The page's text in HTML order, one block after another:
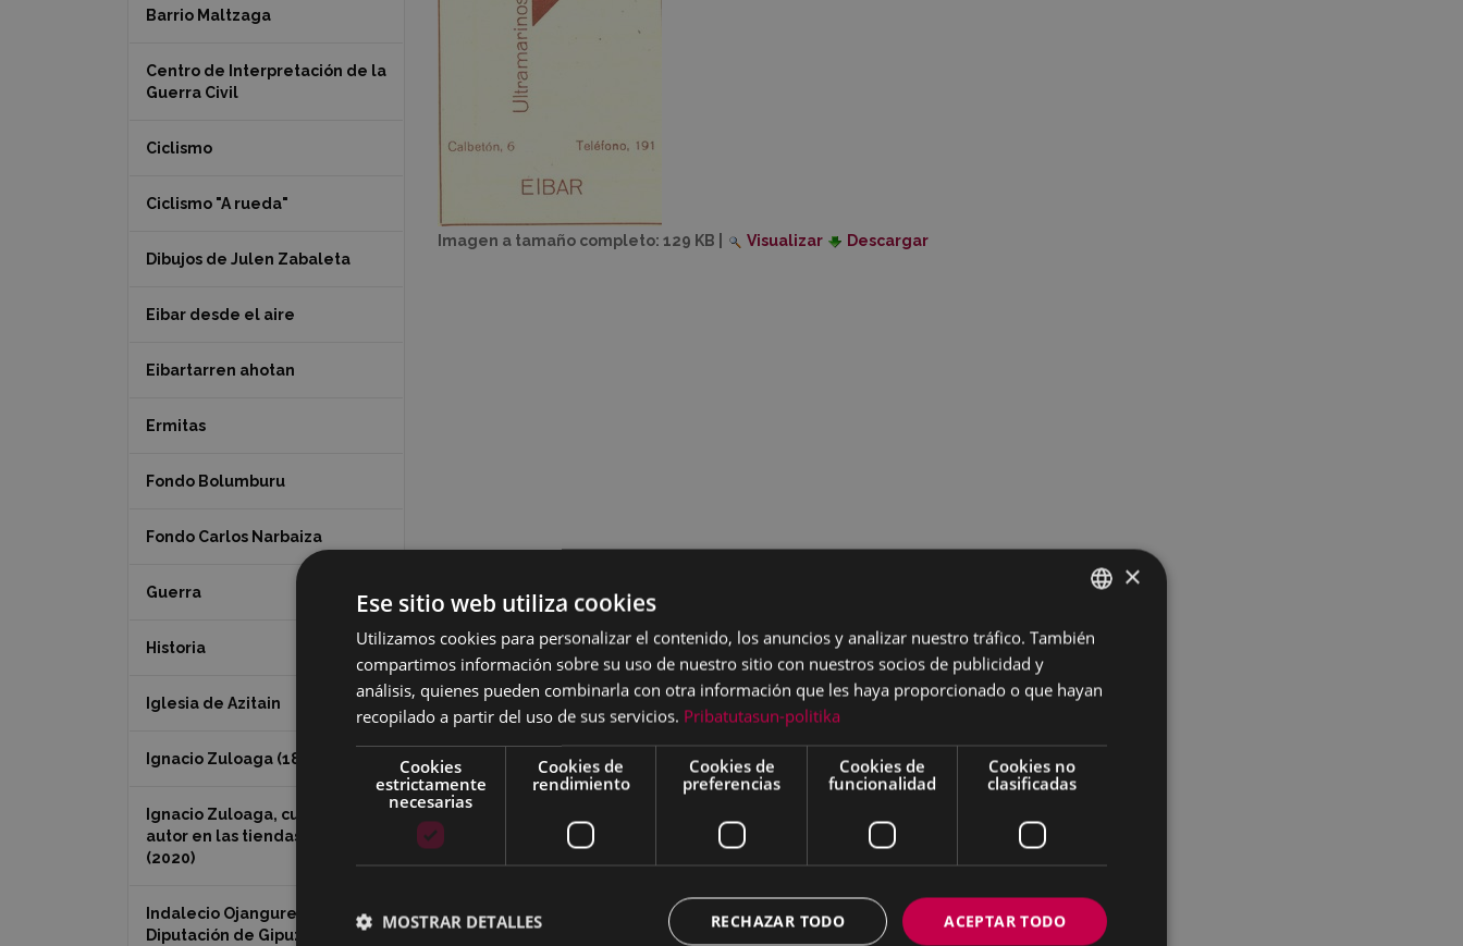
Imagen a tamaño completo: 129 KB Visualizar Descargar
Barrio Maltzaga
Centro de Interpretación de la
Guerra Civil
Ciclismo
Ciclismo "A rueda"
Dibujos de Julen Zabaleta
Eibar desde el aire
Eibartarren ahotan
Ermitas
Fondo Bolumburu
Fondo Carlos Narbaiza
Guerra
Historia
Iglesia de Azitain
Ignacio Zuloaga (1870-2020)
Ignacio Zuloaga, cuadros del
autor en las tiendas de Eibar
(2020)
Indalecio Ojanguren
Diputación de Gipuzkoa
BASQUE
×
Ese sitio web utiliza cookies
Utilizamos cookies para personalizar el contenido, los anuncios y analizar nuestro tráfico. También
compartimos información sobre su uso de nuestro sitio con nuestros socios de publicidad y
análisis, quienes pueden combinarla con otra información que les haya proporcionado o que hayan
recopilado a partir del uso de sus servicios. Pribatutasun-politika
Cookies
estrictamente
necesarias
Cookies de
rendimiento
Cookies de
preferencias
Cookies de
funcionalidad
Cookies no
clasificadas
ACEPTAR TODO
RECHAZAR TODO
MOSTRAR DETALLES